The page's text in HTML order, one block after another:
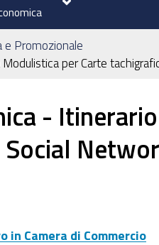
Promozionale
per Carte
-
Camera di Commercio